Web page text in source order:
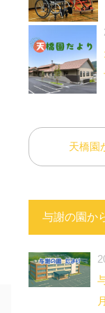
天橋園
与謝の園か